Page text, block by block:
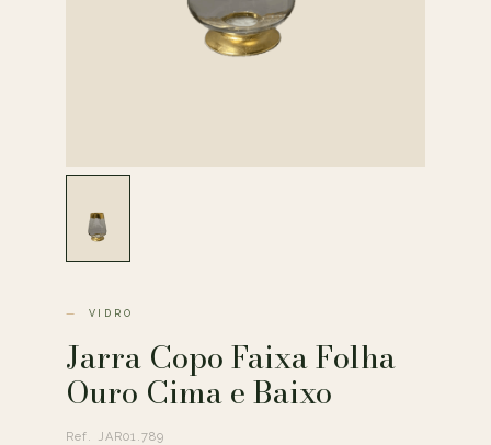
VIDRO
Jarra Copo Faixa Folha
Ouro Cima e Baixo
Ref. JAR01.789